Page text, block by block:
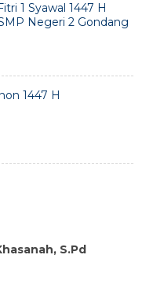
1 Syawal 1447 H
Negeri 2 Gondang
1447 H
S.Pd